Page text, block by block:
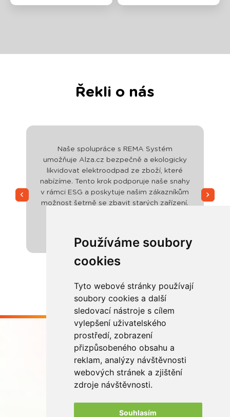
Používáme soubory
cookies
Tyto webové stránky používají
soubory cookies a další
sledovací nástroje s cílem
vylepšení uživatelského
prostředí, zobrazení
přizpůsobeného obsahu a
reklam, analýzy návštěvnosti
webových stránek a zjištění
zdroje návštěvnosti.
Souhlasím
Řekli o nás
Naše spolupráce s REMA Systém
umožňuje Alza.cz bezpečně a ekologicky
likvidovat elektroodpad ze zboží, které
nabízíme. Tento krok podporuje naše snahy
v rámci ESG a poskytuje našim zákazníkům
možnost šetrně se zbavit starých zařízení.
Buďme ve spojení